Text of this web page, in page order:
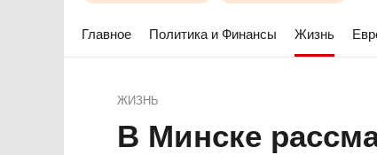
Главное Политика и Финансы Жизнь
ЖИЗНЬ
В Минске